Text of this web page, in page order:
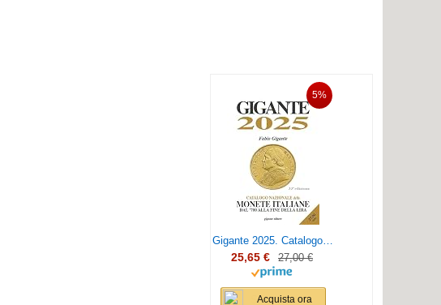
5%
Gigante 2025. Catalogo nazionale delle monete italiane dal '700 alla fine della lira
25,65 € 27,00 €
Acquista ora